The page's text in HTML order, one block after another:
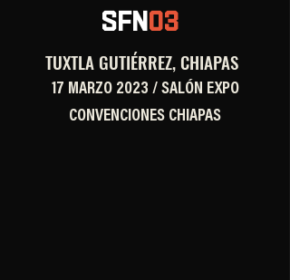
SFN03
TUXTLA GUTIÉRREZ, CHIAPAS
17 MARZO 2023 / SALÓN EXPO
CONVENCIONES CHIAPAS